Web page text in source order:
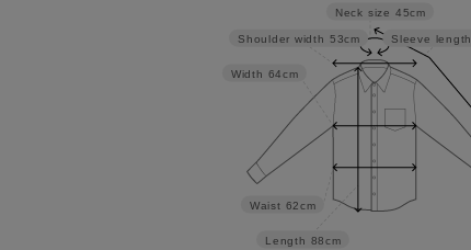
Sleeve length
Neck size 45cm
Length 88cm
Waist 62cm
Width 64cm
Shoulder width 53cm